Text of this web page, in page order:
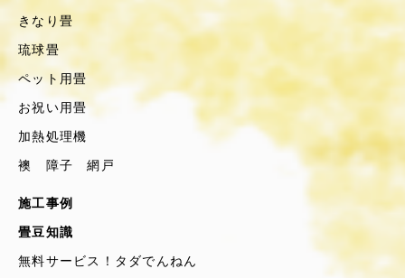
きなり畳
琉球畳
ペット用畳
お祝い用畳
加熱処理機
襖 障子 網戸
施工事例
畳豆知識
無料サービス！タダでんねん